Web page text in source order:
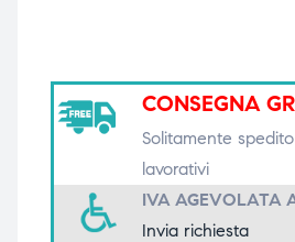
CONSEGNA
Solitamente
lavorativi
IVA AGEVOLATA
Invia richiesta